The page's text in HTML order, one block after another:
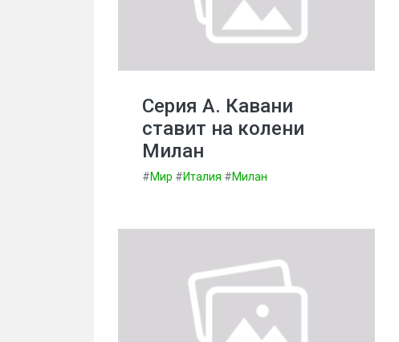
Серия А. Кавани
ставит на колени
Милан
#Мир #Италия #Милан